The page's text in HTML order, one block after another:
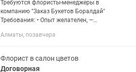
Требуются флористы-менеджеры в
компанию "Заказ Букетов Боралдай"
Требования: • Опыт желателен, —
после прохождения стажировки) •
Алматы, позавчера
Флорист в салон цветов
Договорная